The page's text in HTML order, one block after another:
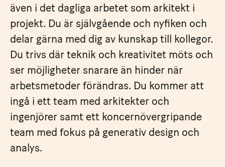
även i det dagliga arbetet som arkitekt i
projekt. Du är självgående och nyfiken och
delar gärna med dig av kunskap till kollegor.
Du trivs där teknik och kreativitet möts och
ser möjligheter snarare än hinder när
arbetsmetoder förändras. Du kommer att
ingå i ett team med arkitekter och
ingenjörer samt ett koncernövergripande
team med fokus på generativ design och
analys.